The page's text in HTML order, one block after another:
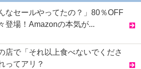
なセールやってたの？」80％OFF
登場！Amazonの本気が...
店で「それ以上食べないでくださ
ってアリ？